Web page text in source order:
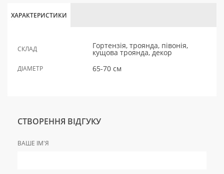
ХАРАКТЕРИСТИКИ
СКЛАД Гортензія, троянда, півонія,
кущова троянда, декор
ДІАМЕТР 65-70 см
СТВОРЕННЯ ВІДГУКУ
ВАШЕ ІМ'Я